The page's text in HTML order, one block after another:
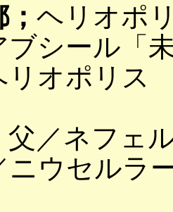
ヘリオポ
ブシール「
リオポリス
父／ネフェ
ウセルラ